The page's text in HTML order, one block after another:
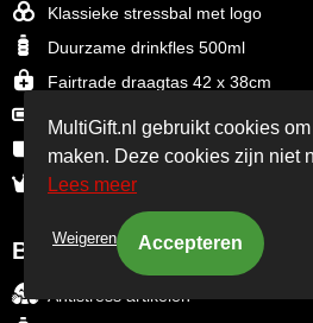
Klassieke stressbal met logo
Duurzame drinkfles 500ml
Fairtrade draagtas 42 x 38cm
Powerbank 10.000mAh
Mok Oslo met rondom bedrukking
Bekijk alle bestsellers
Best bezocht
Antistress artikelen
MultiGift.nl gebruikt cookies
maken. Deze cookies zijn niet
Lees meer
Weigeren